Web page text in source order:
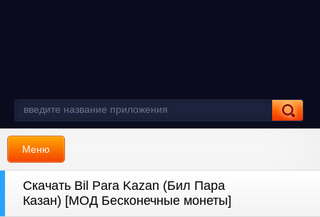
Меню
Скачать Bil Para Kazan (Бил Пара
Казан) [МОД Бесконечные монеты]